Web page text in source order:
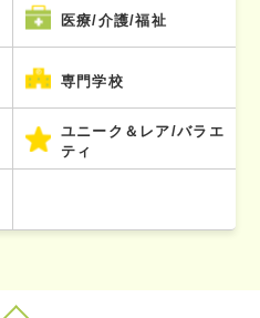
医療/介護/福祉
専門学校
ユニーク＆レア/バラエ
ティ